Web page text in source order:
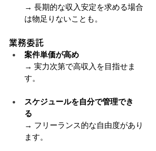
→ 長期的な収入安定を求める場合
は物足りないことも。
業務委託
案件単価が高め
→ 実力次第で高収入を目指せま
す。
スケジュールを自分で管理でき
る
→ フリーランス的な自由度があり
ます。